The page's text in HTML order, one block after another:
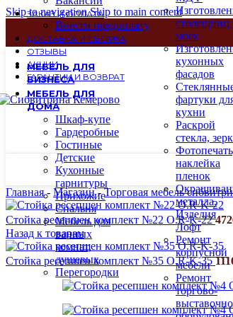
Skip to navigationSkip to main content
ЗАКАЗ И ОПЛАТА
Внести предоплату
ДОСТАВКА И СБОРКА
ОТЗЫВЫ
АКЦИИ
ГАРАНТИИ И ВОЗВРАТ
МЕБЕЛЬ ДЛЯ
БИЗНЕСА
МЕБЕЛЬ ДЛЯ
ДОМА
Шкаф-купе
Гардеробные
Гостиные
Детские
Кухонные
гарнитуры
Прихожие
Спальня
Мебель для
ванных
комнат,
душевых
Перегородки
столещниц
моек
кухонных
фасадов
фартуки
кухни
Раскрой
стекла,
наклейка
пленок
металла.
Изделия
Лофт
Ремонт
корпусной
мебели
Ремонт
торгово-
Главная- Магазин-Торговая мебель
Стойка ресепшен комплект №22 O.R-K-22
Назад к товарам
Стойка ресепшен комплект №35 O.R-K-35